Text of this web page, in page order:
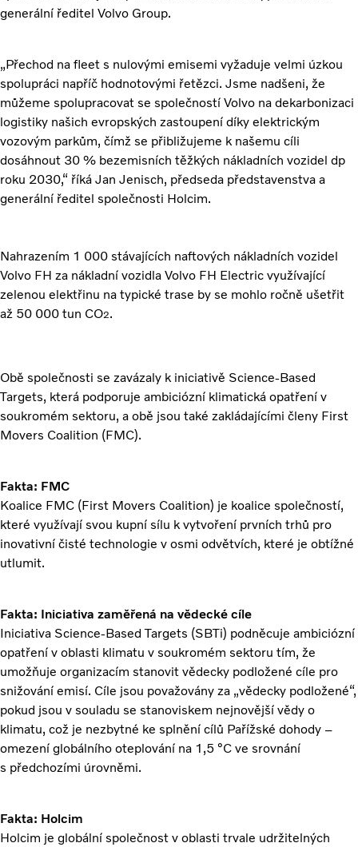
generální ředitel Volvo Group.
„Přechod na fleet s nulovými emisemi vyžaduje velmi úzkou
spolupráci napříč hodnotovými řetězci. Jsme nadšeni, že
můžeme spolupracovat se společností Volvo na dekarbonizaci
logistiky našich evropských zastoupení díky elektrickým
vozovým parkům, čímž se přibližujeme k našemu cíli
dosáhnout 30 % bezemisních těžkých nákladních vozidel dp
roku 2030,“ říká Jan Jenisch, předseda představenstva a
generální ředitel společnosti Holcim.
Nahrazením 1 000 stávajících naftových nákladních vozidel
Volvo FH za nákladní vozidla Volvo FH Electric využívající
zelenou elektřinu na typické trase by se mohlo ročně ušetřit
až 50 000 tun CO2.
Obě společnosti se zavázaly k iniciativě Science-Based
Targets, která podporuje ambiciózní klimatická opatření v
soukromém sektoru, a obě jsou také zakládajícími členy First
Movers Coalition (FMC).
Fakta: FMC
Koalice FMC (First Movers Coalition) je koalice společností,
které využívají svou kupní sílu k vytvoření prvních trhů pro
inovativní čisté technologie v osmi odvětvích, které je obtížné
utlumit.
Fakta: Iniciativa zaměřená na vědecké cíle
Iniciativa Science-Based Targets (SBTi) podněcuje ambiciózní
opatření v oblasti klimatu v soukromém sektoru tím, že
umožňuje organizacím stanovit vědecky podložené cíle pro
snižování emisí. Cíle jsou považovány za „vědecky podložené“,
pokud jsou v souladu se stanoviskem nejnovější vědy o
klimatu, což je nezbytné ke splnění cílů Pařížské dohody –
omezení globálního oteplování na 1,5 °C ve srovnání
s předchozími úrovněmi.
Fakta: Holcim
Holcim je globální společnost v oblasti trvale udržitelných